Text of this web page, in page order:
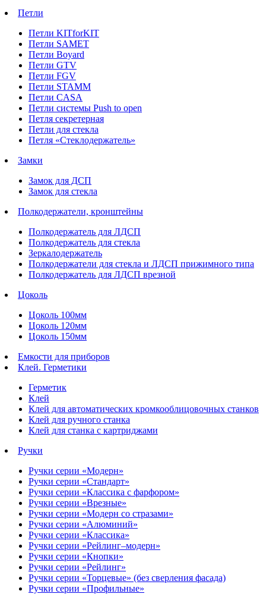
Петли
Петли KITforKIT
Петли SAMET
Петли Boyard
Петли GTV
Петли FGV
Петли STAMM
Петли CASA
Петли системы Push to open
Петля секретерная
Петли для стекла
Петля «Стеклодержатель»
Замки
Замок для ДСП
Замок для стекла
Полкодержатели, кронштейны
Полкодержатель для ЛДСП
Полкодержатель для стекла
Зеркалодержатель
Полкодержатели для стекла и ЛДСП прижимного типа
Полкодержатель для ЛДСП врезной
Цоколь
Цоколь 100мм
Цоколь 120мм
Цоколь 150мм
Емкости для приборов
Клей. Герметики
Герметик
Клей
Клей для автоматических кромкооблицовочных станков
Клей для ручного станка
Клей для станка с картриджами
Ручки
Ручки серии «Модерн»
Ручки серии «Стандарт»
Ручки серии «Классика с фарфором»
Ручки серии «Врезные»
Ручки серии «Модерн со стразами»
Ручки серии «Алюминий»
Ручки серии «Классика»
Ручки серии «Рейлинг–модерн»
Ручки серии «Кнопки»
Ручки серии «Рейлинг»
Ручки серии «Торцевые» (без сверления фасада)
Ручки серии «Профильные»